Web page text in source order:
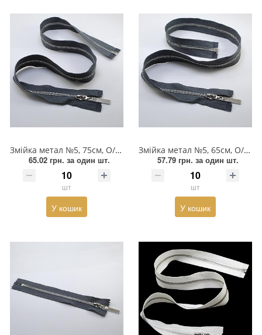
Змійка метал №5, 75см, О/Є, темно-сіра та нікель, шт
65.02 грн. за один шт.
шт
У кошик
Змійка метал №5, 65см, О/Є, темно-сіра та нікель, шт
57.79 грн. за один шт.
шт
У кошик